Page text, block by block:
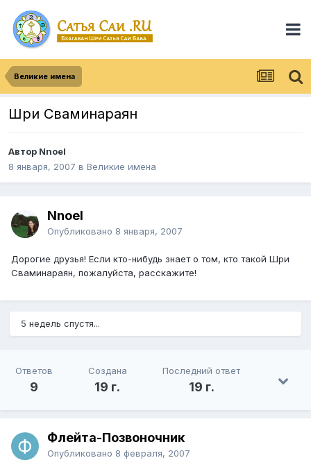
Великие имена
Шри Сваминараян
Автор Nnoel
8 января, 2007 в Великие имена
Nnoel
Опубликовано 8 января, 2007
Дорогие друзья! Если кто-нибудь знает о том, кто такой Шри
Сваминараян, пожалуйста, расскажите!
5 недель спустя...
Ответов
9
Создана
19 г.
Последний ответ
19 г.
Флейта-Позвоночник
Опубликовано 8 февраля, 2007